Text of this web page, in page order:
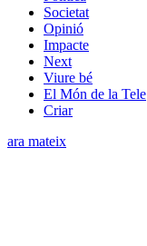
Societat
Opinió
Impacte
Next
Viure bé
El Món de la Tele
Criar
ara mateix